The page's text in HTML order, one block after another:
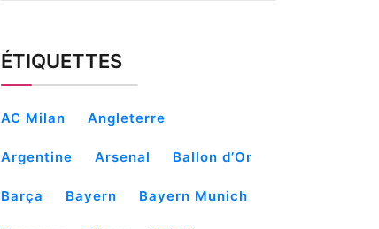
ÉTIQUETTES
AC Milan Angleterre
Argentine Arsenal Ballon d’Or
Barça Bayern Bayern Munich